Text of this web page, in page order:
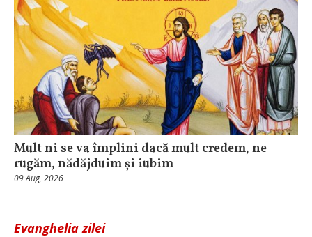
Mult ni se va împlini dacă mult credem, ne
rugăm, nădăjduim și iubim
09 Aug, 2026
Evanghelia zilei